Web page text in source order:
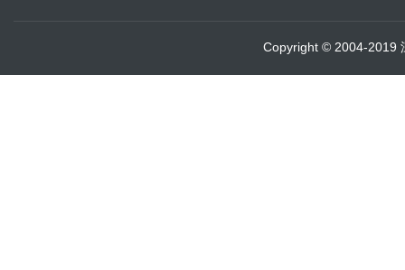
Copyright © 2004-2019